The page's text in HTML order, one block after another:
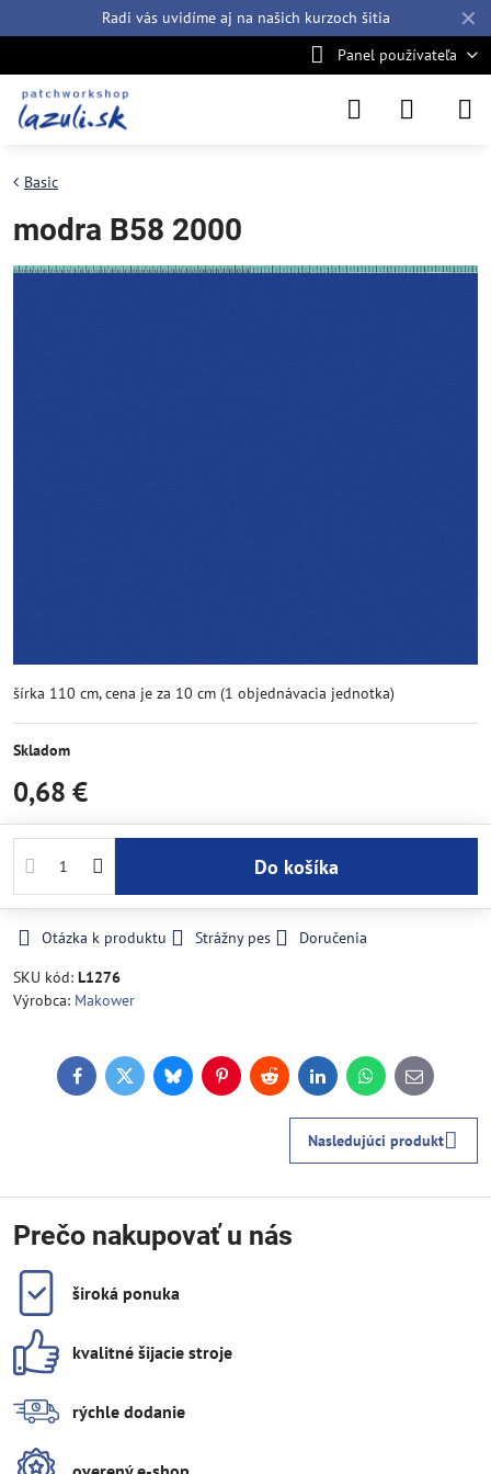
✕
Radi vás uvidíme aj na našich kurzoch šitia
Panel používateľa
Basic
modra B58 2000
šírka 110 cm, cena je za 10 cm (1 objednávacia jednotka)
Skladom
0,68 €
Do košíka
Otázka k produktu Strážny pes
Doručenia
SKU kód: L1276
Výrobca: Makower
FacebookTwitterBlueskyPinterestReddit LinkedInWhatsApp
E-
mail
Nasledujúci produkt
Prečo nakupovať u nás
široká ponuka
kvalitné šijacie stroje
rýchle dodanie